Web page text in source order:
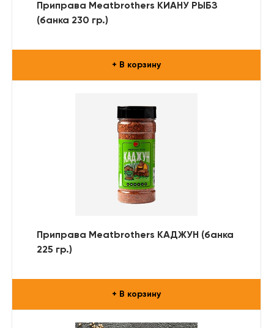
Приправа Meatbrothers КИАНУ РЫБЗ
(банка 230 гр.)
+ В корзину
Приправа Meatbrothers КАДЖУН (банка
225 гр.)
+ В корзину